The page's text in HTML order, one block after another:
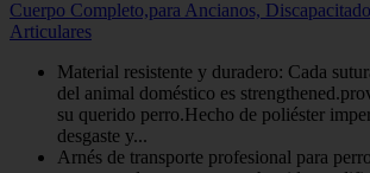
Cuerpo Completo,para Ancianos,
Articulares
Material resistente y duradero: Cada
del animal doméstico es
su querido perro.Hecho de poliéster
desgaste y...
Arnés de transporte profesional para